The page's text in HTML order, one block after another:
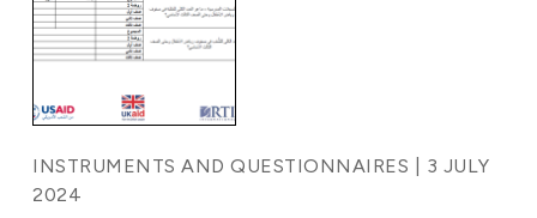
INSTRUMENTS AND QUESTIONNAIRES | 3 JULY
2024